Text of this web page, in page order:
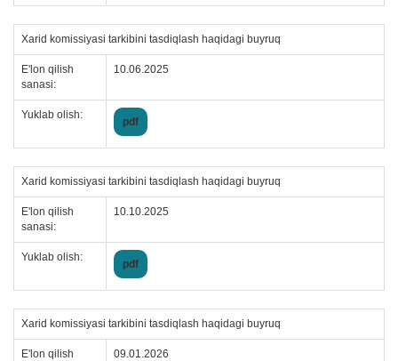
Xarid komissiyasi tarkibini tasdiqlash haqidagi buyruq
E'lon qilish
sanasi:
10.06.2025
Yuklab olish:
pdf
Xarid komissiyasi tarkibini tasdiqlash haqidagi buyruq
E'lon qilish
sanasi:
10.10.2025
Yuklab olish:
pdf
Xarid komissiyasi tarkibini tasdiqlash haqidagi buyruq
E'lon qilish
09.01.2026